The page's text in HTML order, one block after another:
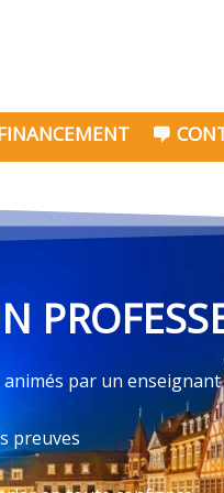
animés par un enseignant
preuves